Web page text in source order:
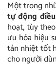
Một trong
tự động
hoạt, tùy
ưu hóa hiệu
tản nhiệt tốt
cho người